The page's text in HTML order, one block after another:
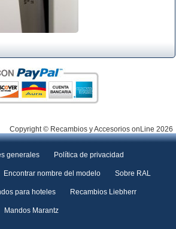
Copyright © Recambios y Accesorios onLine 2026
generales Política de privacidad
Encontrar nombre del modelo Sobre RAL
para hoteles Recambios Liebherr
Mandos Marantz